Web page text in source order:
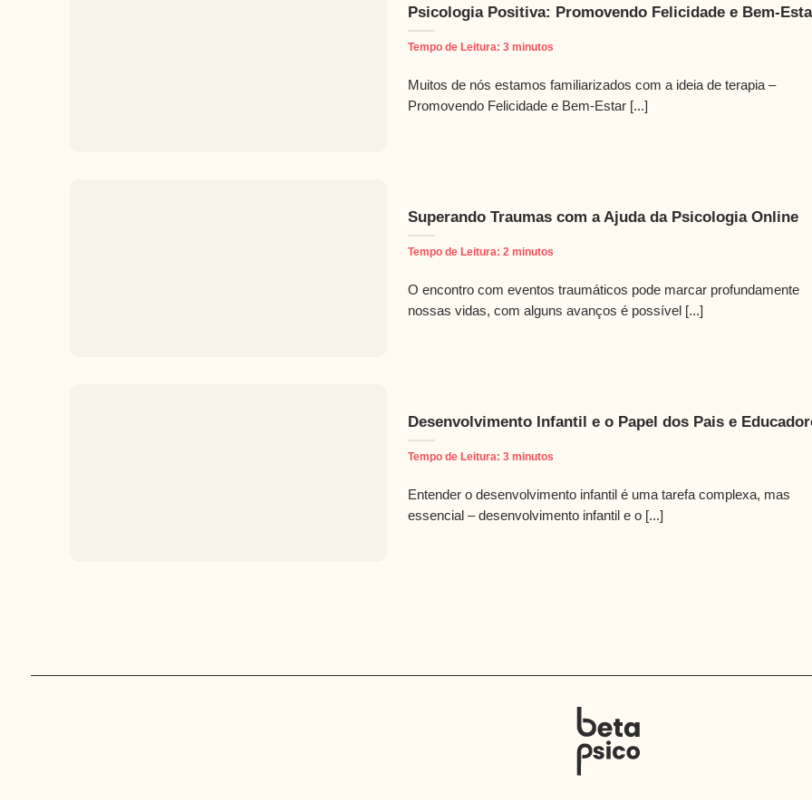
Psicologia Positiva: Promovendo Felicidade e Bem-
Tempo de Leitura: 3 minutos
Muitos de nós estamos familiarizados com a ideia de terapia –
Promovendo Felicidade e Bem-Estar [...]
Superando Traumas com a Ajuda da Psicologia Online
Tempo de Leitura: 2 minutos
O encontro com eventos traumáticos pode marcar profundamente
nossas vidas, com alguns avanços é possível [...]
Desenvolvimento Infantil e o Papel dos Pais e
Tempo de Leitura: 3 minutos
Entender o desenvolvimento infantil é uma tarefa complexa, mas
essencial – desenvolvimento infantil e o [...]